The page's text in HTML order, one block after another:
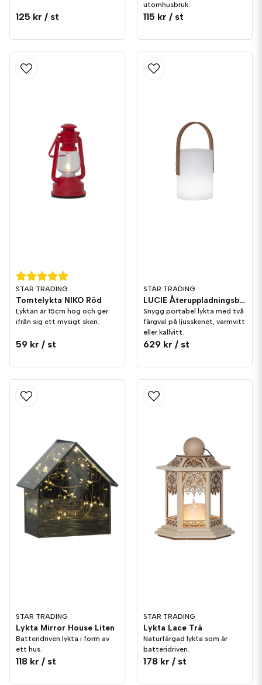
125 kr / st
utomhusbruk.
115 kr / st
STAR TRADING
Tomtelykta NIKO Röd
Lyktan är 15cm hög och ger
ifrån sig ett mysigt sken.
59 kr / st
STAR TRADING
LUCIE Återuppladningsbar Portabel Dekoration
Snygg portabel lykta med två
färgval på ljusskenet, varmvitt
eller kallvitt.
629 kr / st
STAR TRADING
Lykta Mirror House Liten
Batteridriven lykta i form av
ett hus.
118 kr / st
STAR TRADING
Lykta Lace Trä
Naturfärgad lykta som är
batteridriven.
178 kr / st